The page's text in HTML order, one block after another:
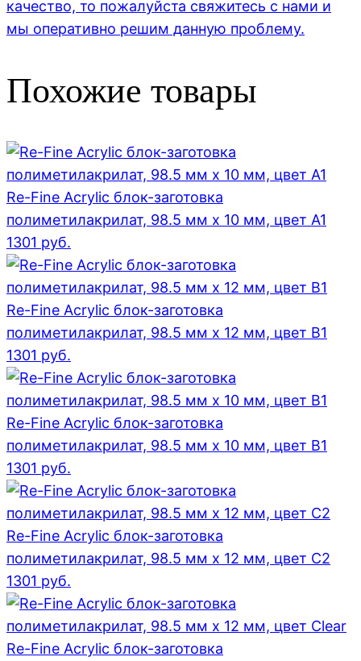
качество, то пожалуйста свяжитесь с нами и
мы оперативно решим данную проблему.
Похожие товары
Re-Fine Acrylic блок-заготовка
полиметилакрилат, 98.5 мм x 10 мм, цвет A1
1301 руб.
Re-Fine Acrylic блок-заготовка
полиметилакрилат, 98.5 мм x 12 мм, цвет B1
1301 руб.
Re-Fine Acrylic блок-заготовка
полиметилакрилат, 98.5 мм x 10 мм, цвет B1
1301 руб.
Re-Fine Acrylic блок-заготовка
полиметилакрилат, 98.5 мм x 12 мм, цвет C2
1301 руб.
Re-Fine Acrylic блок-заготовка